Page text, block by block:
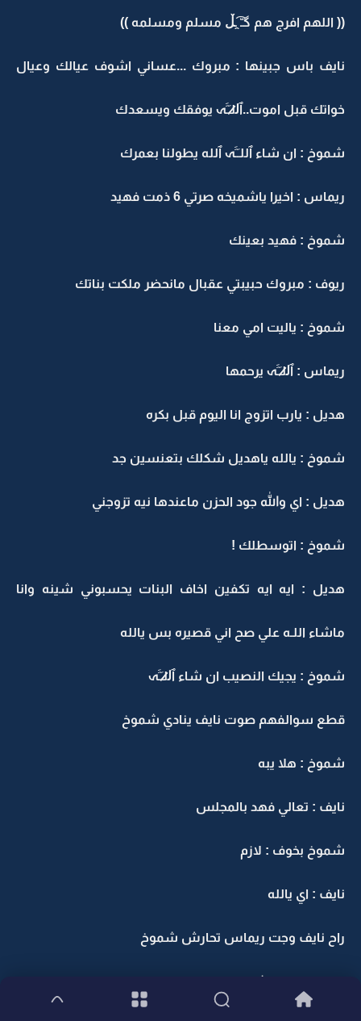
(( اللهم افرج هم ‏گـّ ̯͡ـڵ مسلم ومسلمه ))
نايف باس جبينها : مبروك ...عساني اشوف عيالك وعيال
خواتك قبل اموت..ٱل̷̷لـَـََہ يوفقك ويسعدك
شموخ : ان شاء ٱللـَـََہ ٱلله يطولنا بعمرك
ريماس : اخيرا ياشميخه صرتي 6 ذمت فهيد
شموخ : فهيد بعينك
ريوف : مبروك حبيبتي عقبال مانحضر ملكت بناتك
شموخ : ياليت امي معنا
ريماس : ٱل̷̷لـَـََہ يرحمها
هديل : يارب اتزوج انا اليوم قبل بكره
شموخ : يالله ياهديل شكلك بتعنسين جد
هديل : اي والله جود الحزن ماعندها نيه تزوجني
شموخ : اتوسطلك !
هديل : ايه ايه تكفين اخاف البنات يحسبوني شينه وانا
ماشاء اللـه علي صح اني قصيره بس يالله
شموخ : يجيك النصيب ان شاء ٱل̷̷لـَـََہ
قطع سوالفهم صوت نايف ينادي شموخ
شموخ : هلا يبه
نايف : تعالي فهد بالمجلس
شموخ بخوف : ﻻزم
نايف : اي يالله
راح نايف وجت ريماس تحارش شموخ
ريماس : الي يشوفك يقول اول مره تجلسين معه